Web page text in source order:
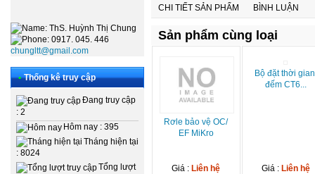
: ThS. Huỳnh Thị Chung
: 0917. 045. 446
chungltt@gmail.com
• Thống kê truy cập
Đang truy cập
: 2
Hôm nay : 395
Tháng hiện tại
: 8024
Tổng lượt
CHI TIẾT SẢN PHẨM BÌNH LUẬN
Sản phẩm cùng loại
Rơle bảo vệ OC/
EF MiKro
Giá : Liên hệ
Bộ đặt thời
đếm CT6...
Giá : Liên hệ